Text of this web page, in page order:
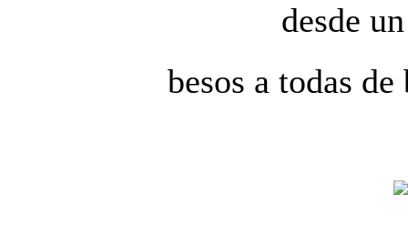
desde
besos a todas